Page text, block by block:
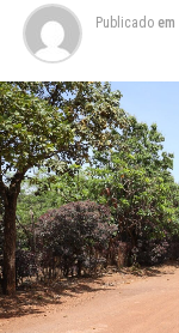
Publicado em